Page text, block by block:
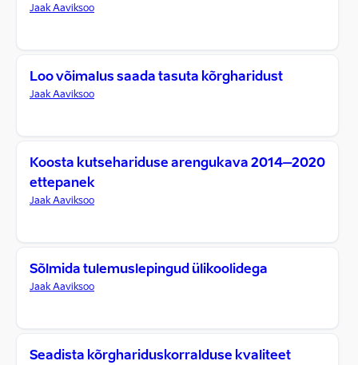
Jaak Aaviksoo
Loo võimalus saada tasuta kõrgharidust
Jaak Aaviksoo
Koosta kutsehariduse arengukava 2014–2020
ettepanek
Jaak Aaviksoo
Sõlmida tulemuslepingud ülikoolidega
Jaak Aaviksoo
Seadista kõrghariduskorralduse kvaliteet